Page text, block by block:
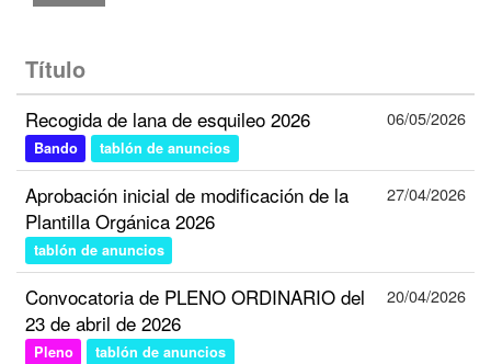
Título
Recogida de lana de esquileo 2026
Bando tablón de anuncios
06/05/2026
Aprobación inicial de modificación de la
Plantilla Orgánica 2026
tablón de anuncios
27/04/2026
Convocatoria de PLENO ORDINARIO del
23 de abril de 2026
Pleno tablón de anuncios
20/04/2026